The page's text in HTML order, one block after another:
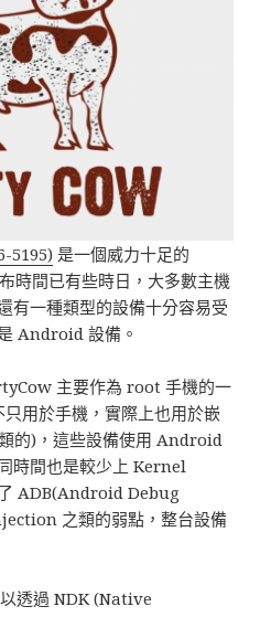
5195) 是一個威力十足的
時間已有些時日，大多數主機
有一種類型的設備十分容易受
Android 設備。
主要作為 root 手機的一
用於手機，實際上也用於嵌
的)，這些設備使用 Android
時間也是較少上 Kernel
ADB(Android Debug
之類的弱點，整台設備
透過 NDK (Native